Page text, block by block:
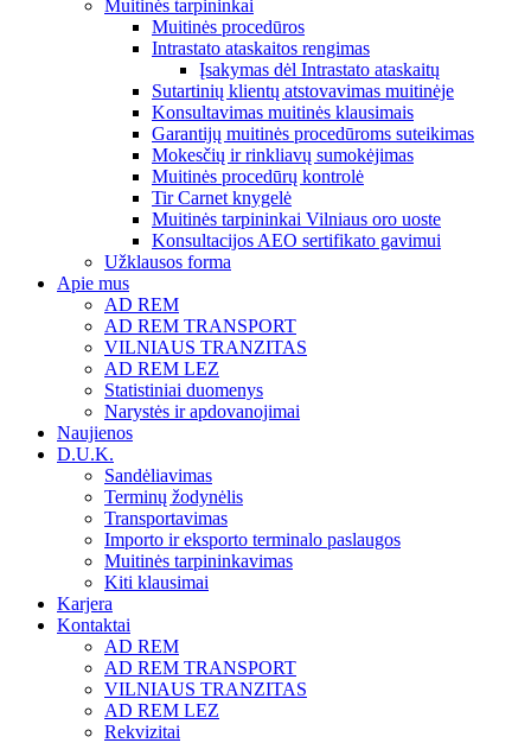
Muitinės tarpininkai
Muitinės procedūros
Intrastato ataskaitos rengimas
Įsakymas dėl Intrastato ataskaitų
Sutartinių klientų atstovavimas muitinėje
Konsultavimas muitinės klausimais
Garantijų muitinės procedūroms suteikimas
Mokesčių ir rinkliavų sumokėjimas
Muitinės procedūrų kontrolė
Tir Carnet knygelė
Muitinės tarpininkai Vilniaus oro uoste
Konsultacijos AEO sertifikato gavimui
Užklausos forma
Apie mus
AD REM
AD REM TRANSPORT
VILNIAUS TRANZITAS
AD REM LEZ
Statistiniai duomenys
Narystės ir apdovanojimai
Naujienos
D.U.K.
Sandėliavimas
Terminų žodynėlis
Transportavimas
Importo ir eksporto terminalo paslaugos
Muitinės tarpininkavimas
Kiti klausimai
Karjera
Kontaktai
AD REM
AD REM TRANSPORT
VILNIAUS TRANZITAS
AD REM LEZ
Rekvizitai